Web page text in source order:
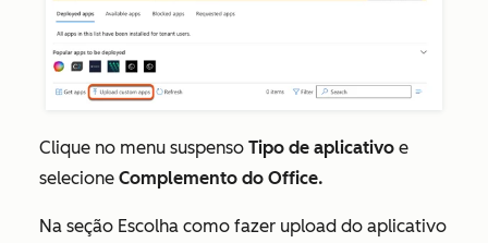
Clique no menu suspenso Tipo de aplicativo e
selecione Complemento do Office.
Na seção Escolha como fazer upload do aplicativo